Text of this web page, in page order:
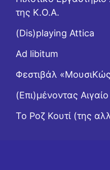
της Κ.Ο.Α.
(Dis)playing Attica
Ad libitum
Φεστιβάλ
(Επι)μένοντας Αιγαίο
Το Ροζ Κουτί (της